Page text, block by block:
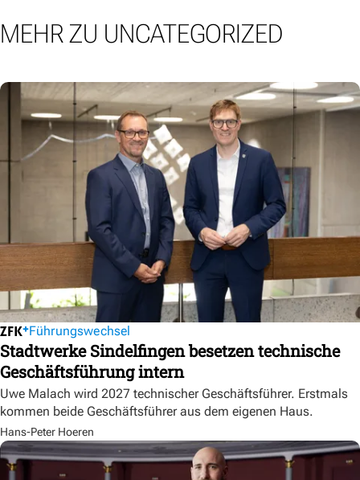
MEHR ZU UNCATEGORIZED
Führungswechsel
Stadtwerke Sindelfingen besetzen technische
Geschäftsführung intern
Uwe Malach wird 2027 technischer Geschäftsführer. Erstmals
kommen beide Geschäftsführer aus dem eigenen Haus.
Hans-Peter Hoeren